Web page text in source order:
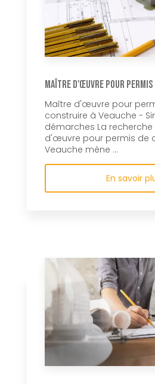
Maître d'œuvre pour
Maître d'œuvre pour
construire à Veauche -
démarches La
d'œuvre pour permis de
Veauche mène ...
En savoir